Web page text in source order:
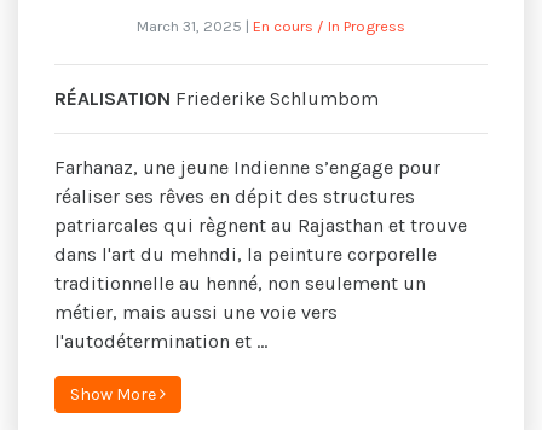
March 31, 2025 | En cours / In Progress
RÉALISATION Friederike Schlumbom
Farhanaz, une jeune Indienne s’engage pour
réaliser ses rêves en dépit des structures
patriarcales qui règnent au Rajasthan et trouve
dans l'art du mehndi, la peinture corporelle
traditionnelle au henné, non seulement un
métier, mais aussi une voie vers
l'autodétermination et ...
Show More